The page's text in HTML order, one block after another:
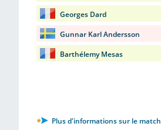
Georges Dard
Gunnar Karl Andersson
Barthélemy Mesas
Plus d'informations sur le match